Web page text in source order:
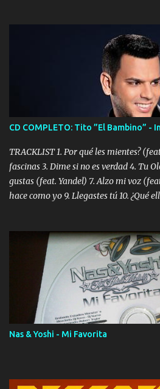
CD COMPLETO: Tito ”El Bambino” -
TRACKLIST 1. Por qué les mientes?
fascinas 3. Dime si no es verdad 4. Tu
gustas (feat. Yandel) 7. Alzo mi voz
hace como yo 9. Llegastes tú 10. ¿Qué
Digital Booklet – Invicto
Album proposto al massimo della
AAC M4A; comprato su iTunes e a
download. REGGAETON ITALIA
Momento!
Nas & Yoshi - Mi Favorita